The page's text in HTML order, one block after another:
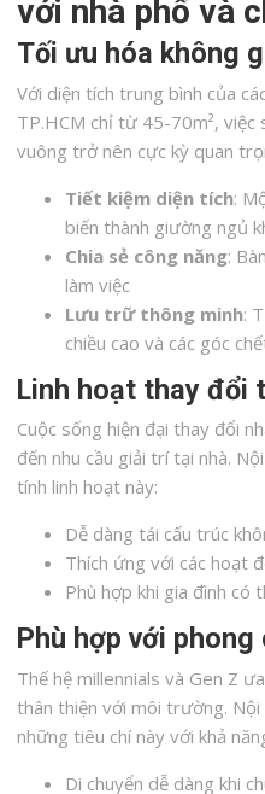
với nhà phố và
Tối ưu hóa không
Với diện tích trung bình của
TP.HCM chỉ từ 45-70m²,
vuông trở nên cực kỳ quan
Tiết kiệm diện tích:
biến thành giường ngủ
Chia sẻ công năng:
làm việc
Lưu trữ thông minh:
chiều cao và các góc
Linh hoạt thay đổi
Cuộc sống hiện đại thay đổi
đến nhu cầu giải trí tại nhà.
tính linh hoạt này:
Dễ dàng tái cấu trúc
Thích ứng với các hoạt
Phù hợp khi gia đình có
Phù hợp với
Thế hệ millennials và Gen Z
thân thiện với môi trường.
những tiêu chí này với khả
Di chuyển dễ dàng khi